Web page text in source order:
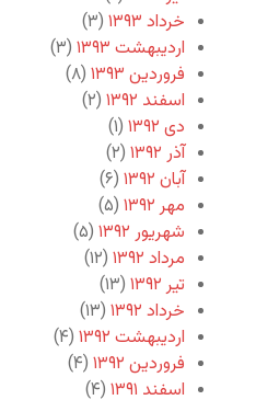
خرداد ۱۳۹۳
(۳)
اردیبهشت ۱۳۹۳
(۳)
فروردین ۱۳۹۳
(۸)
اسفند ۱۳۹۲
(۲)
دی ۱۳۹۲
(۱)
آذر ۱۳۹۲
(۲)
آبان ۱۳۹۲
(۶)
مهر ۱۳۹۲
(۵)
شهریور ۱۳۹۲
(۵)
مرداد ۱۳۹۲
(۱۲)
تیر ۱۳۹۲
(۱۳)
خرداد ۱۳۹۲
(۱۳)
اردیبهشت ۱۳۹۲
(۴)
فروردین ۱۳۹۲
(۴)
اسفند ۱۳۹۱
(۴)